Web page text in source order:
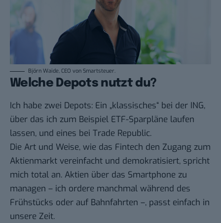
Björn Waide, CEO von Smartsteuer.
Welche Depots nutzt du?
Ich habe zwei Depots: Ein „klassisches“ bei der ING,
über das ich zum Beispiel ETF-Sparpläne laufen
lassen, und eines bei Trade Republic.
Die Art und Weise, wie das Fintech den Zugang zum
Aktienmarkt vereinfacht und demokratisiert, spricht
mich total an. Aktien über das Smartphone zu
managen – ich ordere manchmal während des
Frühstücks oder auf Bahnfahrten –, passt einfach in
unsere Zeit.